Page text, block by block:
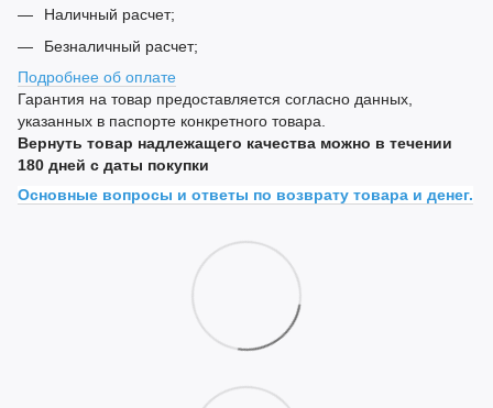
Наличный расчет;
Безналичный расчет;
Подробнее об оплате
Гарантия на товар предоставляется согласно данных,
указанных в паспорте конкретного товара.
Вернуть товар надлежащего качества можно в течении
180 дней с даты покупки
Основные вопросы и ответы по возврату товара и денег.